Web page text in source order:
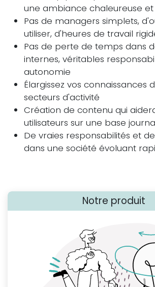
une ambiance chaleureuse et
Pas de managers simplets,
utiliser, d'heures de travail
Pas de perte de temps dans
internes, véritables
autonomie
Élargissez vos connaissances
secteurs d'activité
Création de contenu qui
utilisateurs sur une base
De vraies responsabilités et
dans une société évoluant
Notre produit